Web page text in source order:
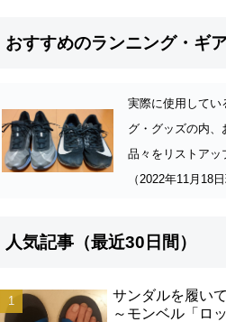
おすすめのランニング・ギ
実際に使用してい
グ・グッズの内、
品々をリストアッ
（2022年11月18日
人気記事（最近30日間）
サンダルを履い
～モンベル「ロ